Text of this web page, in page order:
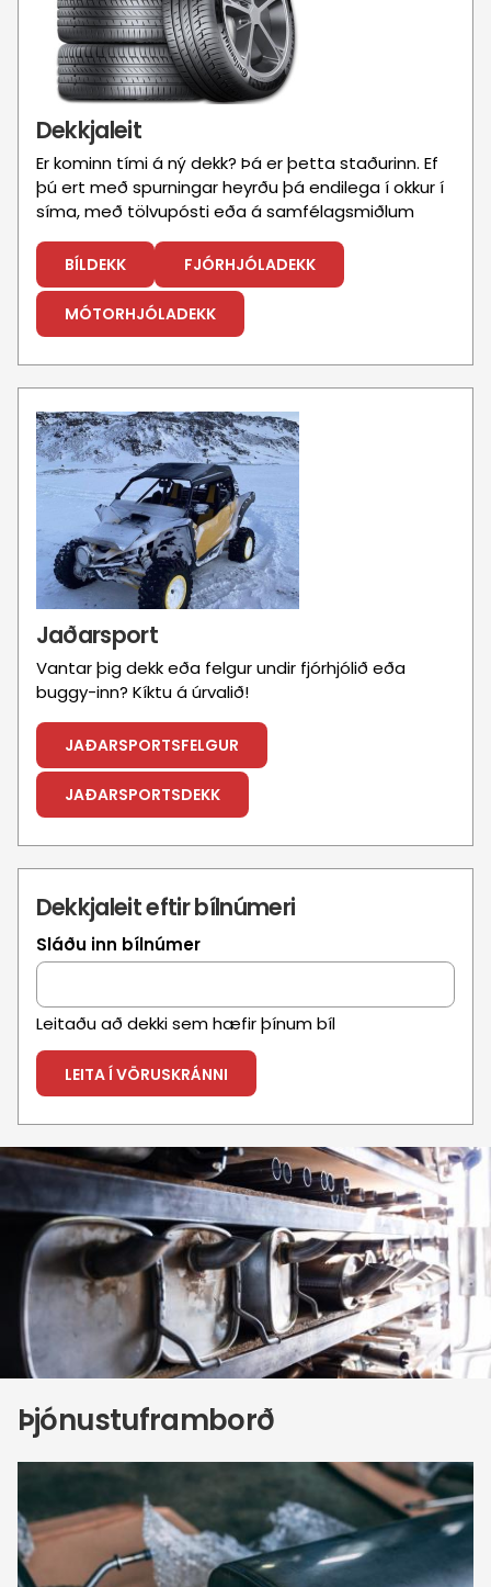
Púst
Varahlutir
Upphækkanir
Varahlutaöflun
Önnur þjónusta
+354 565 1090
Flatahraun 7 Kort
Dekkjaleit
Er kominn tími á ný dekk? Þá er þetta staðurinn. Ef
þú ert með spurningar heyrðu þá endilega í okkur í
síma, með tölvupósti eða á samfélagsmiðlum
BÍLDEKK FJÓRHJÓLADEKK
MÓTORHJÓLADEKK
Mynd
Jaðarsport
Vantar þig dekk eða felgur undir fjórhjólið eða
buggy-inn? Kíktu á úrvalið!
JAÐARSPORTSFELGUR
JAÐARSPORTSDEKK
Dekkjaleit eftir bílnúmeri
Sláðu inn bílnúmer
Leitaðu að dekki sem hæfir þínum bíl
Mynd
Þjónustuframborð
Mynd